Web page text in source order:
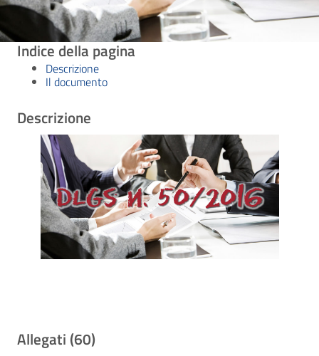
Indice della pagina
Descrizione
Il documento
Descrizione
Allegati (60)